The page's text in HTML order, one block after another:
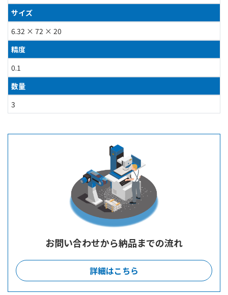
サイズ
6.32 × 72 × 20
精度
0.1
数量
3
お問い合わせから納品までの流れ
詳細はこちら